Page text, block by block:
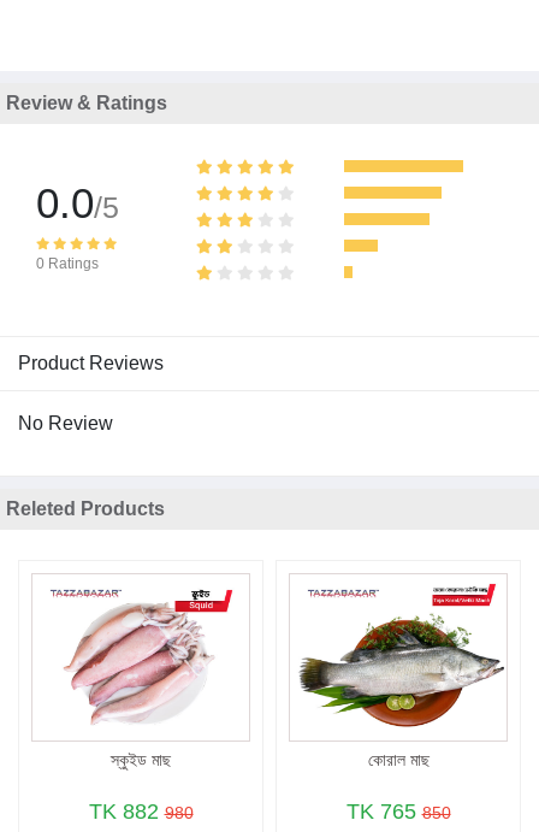
Review & Ratings
0.0/5
0 Ratings
Product Reviews
No Review
Releted Products
স্কুইড মাছ
TK 882980
কোরাল মাছ
TK 765850